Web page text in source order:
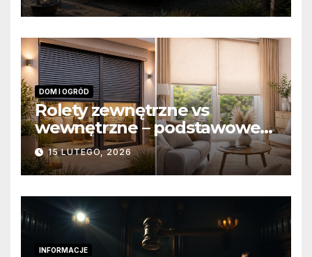
DOM I OGRÓD
Rolety zewnętrzne vs
wewnętrzne – podstawowe
różnice konstrukcyjne i
funkcjonalne
15 LUTEGO, 2026
INFORMACJE